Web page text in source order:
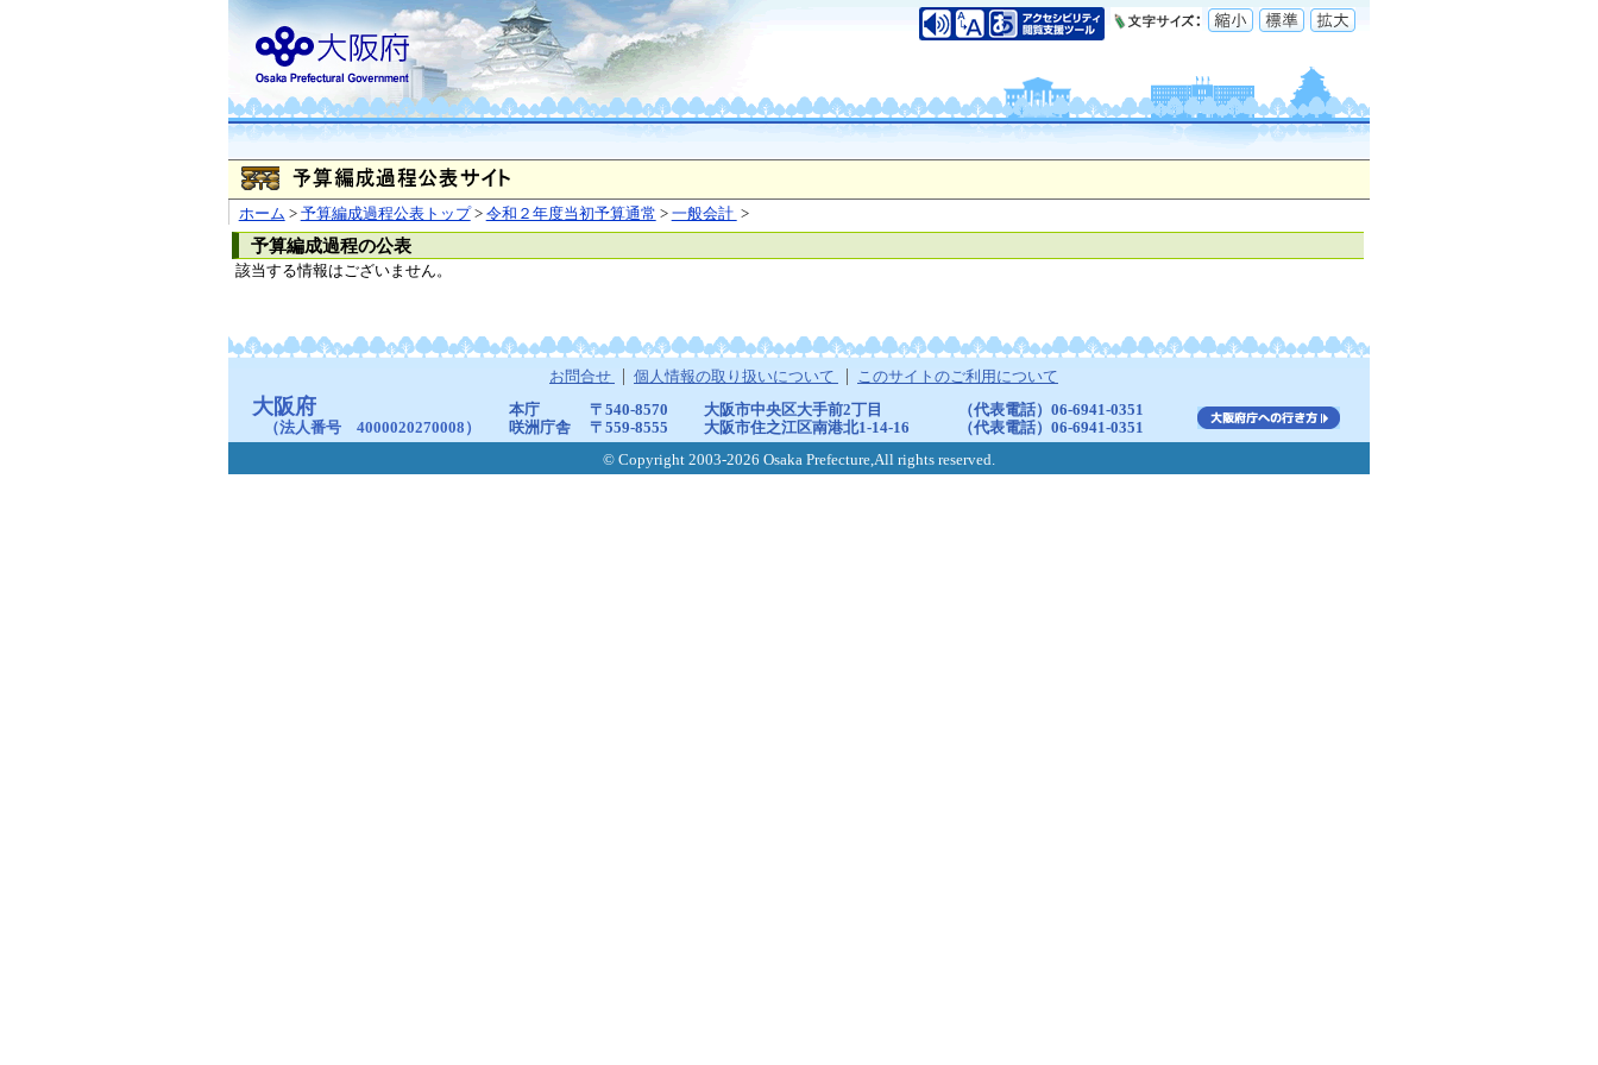
ホーム > 予算編成過程公表トップ> 令和２年度当初予算通常 > 一般会計 >
予算編成過程の公表
該当する情報はございません。
お問合せ 個人情報の取り扱いについて このサイトのご利用について
大阪府
（法人番号 4000020270008）
本庁 〒540-8570 大阪市中央区大手前2丁目
（代表電話）06-6941-0351
咲洲庁舎
〒559-8555 大阪市住之江区南港北1-14-16
（代表電話）06-6941-0351
© Copyright 2003-2026 Osaka Prefecture,All rights reserved.